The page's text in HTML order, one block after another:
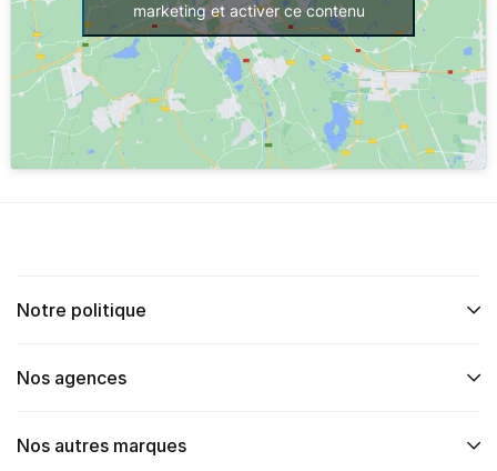
marketing et activer ce contenu
Notre politique
Nos agences
Nos autres marques